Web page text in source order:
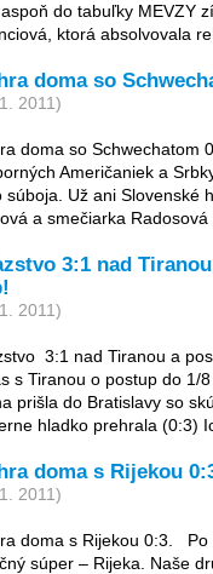
do tabuľky MEVZY
ktorá absolvovala
doma so
2011)
doma so Schwechatom
Američaniek a
súboja. Už ani Slovenské
a smečiarka
3:1 nad
2011)
3:1 nad Tiranou a
s Tiranou o postup do 1/
prišla do Bratislavy so
hladko prehrala (0:3)
doma s Rijekou
2011)
doma s Rijekou 0:3. Po
súper – Rijeka. Naše